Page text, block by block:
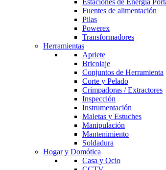
Estaciones de Energía
Fuentes de alimentación
Pilas
Powerex
Transformadores
Herramientas
Apriete
Bricolaje
Conjuntos de Herramienta
Corte y Pelado
Crimpadoras / Extractores
Inspección
Instrumentación
Maletas y Estuches
Manipulación
Mantenimiento
Soldadura
Hogar y Domótica
Casa y Ocio